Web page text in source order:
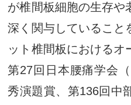
が椎間板細胞の生存や
深く関与していること
ット椎間板におけるオ
第27回日本腰痛学会
秀演題賞、第136回中